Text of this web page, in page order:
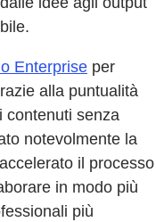
Enterprise per
alla puntualità
contenuti senza
notevolmente la
il processo
in modo più
più